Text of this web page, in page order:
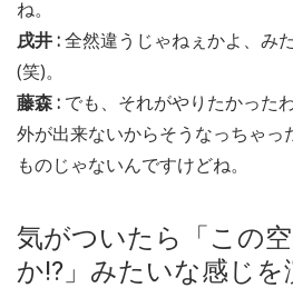
ね。
戌井 :全然違うじゃねぇかよ、み
(笑)。
藤森 : でも、それがやりたかった
外が出来ないからそうなっちゃっ
ものじゃないんですけどね。
気がついたら「この
か!?」みたいな感じ